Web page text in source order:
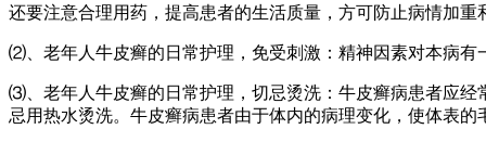
还要注意合理用药，提高患者的生活质量，方可防止病情加重
⑵、老年人牛皮癣的日常护理，免受刺激：精神因素对本病
⑶、老年人牛皮癣的日常护理，切忌烫洗：牛皮癣病患者应
忌用热水烫洗。牛皮癣病患者由于体内的病理变化，使体表